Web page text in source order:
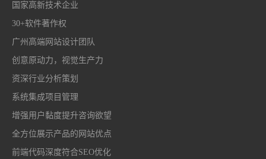
国家高新技术企业
30+软件著作权
广州高端网站设计团队
创意原动力，视觉生产力
资深行业分析策划
系统集成项目管理
增强用户黏度提升咨询欲望
全方位展示产品的网站优点
前端代码深度符合SEO优化